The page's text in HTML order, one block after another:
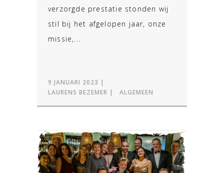
verzorgde prestatie stonden wij
stil bij het afgelopen jaar, onze
missie,...
9 JANUARI 2023
LAURENS BEZEMER
ALGEMEEN